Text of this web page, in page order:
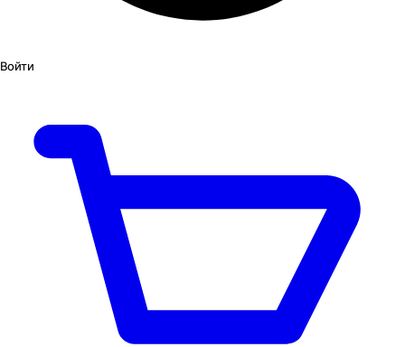
Войти